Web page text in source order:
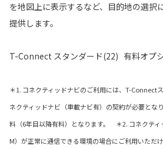
を地図上に表示するなど、目的地の選択
提供します。
T-Connect スタンダード(22) 有料オプ
＊1. コネクティッドナビのご利用には、T-Connect
ネクティッドナビ（車載ナビ有）の契約が必要とな
料（6年目以降有料）となります。 ＊2. コネクティ
M）が正常に通信できる環境の場合にご利用いただけ